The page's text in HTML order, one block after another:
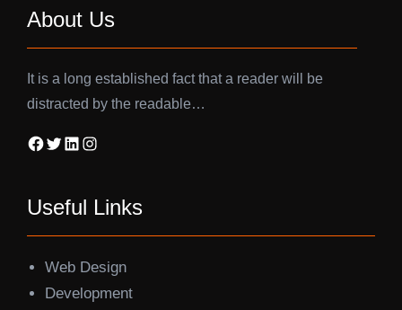
About Us
It is a long established fact that a reader will be
distracted by the readable…
Facebook Twitter LinkedIn Instagram
Useful Links
Web Design
Development